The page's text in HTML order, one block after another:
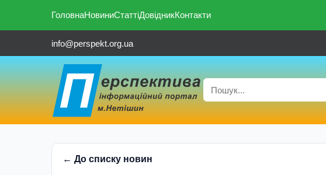
ГоловнаНовиниСтаттіДовідникКонтакти
info@perspekt.org.ua
← До списку новин